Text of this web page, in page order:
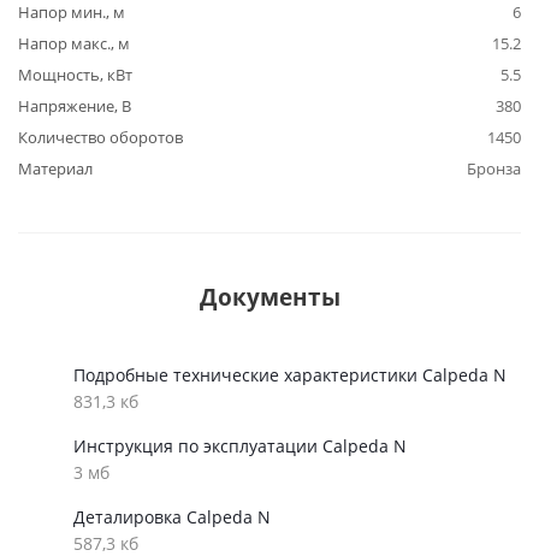
Напор мин., м
6
Напор макс., м
15.2
Мощность, кВт
5.5
Напряжение, В
380
Количество оборотов
1450
Материал
Бронза
Документы
Подробные технические характеристики Calpeda N
831,3 кб
Инструкция по эксплуатации Calpeda N
3 мб
Деталировка Calpeda N
587,3 кб